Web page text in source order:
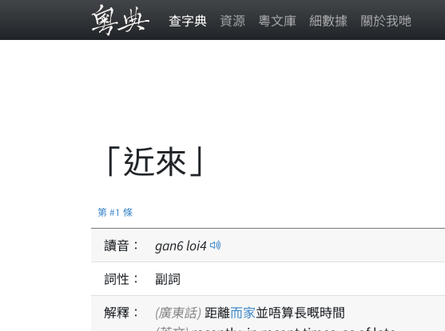
查字典 資源 粵文庫 細數據 關於我哋
「近來」
第 #1 條
讀音： gan6loi4
詞性：
副詞
解釋：
(廣東話) 距離而家並唔算長嘅時間